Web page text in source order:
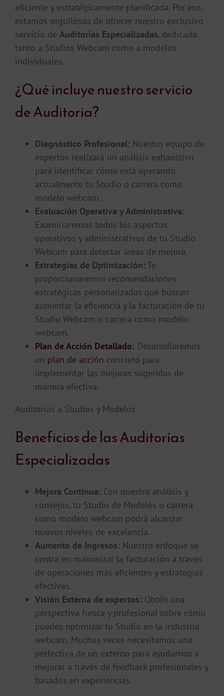
eficiente y estratégicamente planificada. Por eso,
estamos orgullosos de ofrecer nuestro exclusivo
servicio de Auditorías Especializadas, dedicado
tanto a Studios Webcam como a modelos
individuales.
¿Qué incluye nuestro servicio
de Auditoria?
Diagnóstico Profesional: Nuestro equipo de
expertos realizará un análisis exhaustivo
para identificar cómo está operando
actualmente tu Studio o carrera como
modelo webcam.
Evaluación Operativa y Administrativa:
Examinaremos todos los aspectos
operativos y administrativos de tu Studio
Webcam para detectar áreas de mejora.
Estrategias de Optimización: Te
proporcionaremos recomendaciones
estratégicas personalizadas que buscan
aumentar la eficiencia y la facturación de tu
Studio Webcam o carrera como modelo
webcam.
Plan de Acción Detallado: Desarrollaremos
un plan de acción concreto para
implementar las mejoras sugeridas de
manera efectiva.
Auditorias a Studios y Modelos
Beneficios de las Auditorías
Especializadas
Mejora Continua: Con nuestro análisis y
consejos, tu Studio de Modelos o carrera
como modelo webcam podrá alcanzar
nuevos niveles de excelencia.
Aumento de Ingresos: Nuestro enfoque se
centra en maximizar la facturación a través
de operaciones más eficientes y estrategias
efectivas.
Visión Externa de expertos: Obtén una
perspectiva fresca y profesional sobre cómo
puedes optimizar tu Studio en la industria
webcam. Muchas veces necesitamos una
perfectiva de un externo para ayudarnos a
mejorar a través de feedback profesionales y
basados en experiencias.